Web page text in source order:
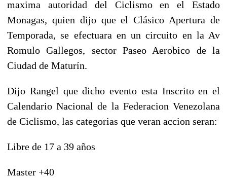
maxima autoridad del Ciclismo en el Estado
Monagas, quien dijo que el Clásico Apertura de
Temporada, se efectuara en un circuito en la Av
Romulo Gallegos, sector Paseo Aerobico de la
Ciudad de Maturín.
Dijo Rangel que dicho evento esta Inscrito en el
Calendario Nacional de la Federacion Venezolana
de Ciclismo, las categorias que veran accion seran:
Libre de 17 a 39 años
Master +40